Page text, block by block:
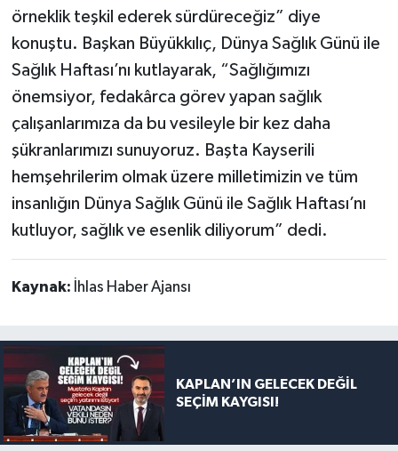
örneklik teşkil ederek sürdüreceğiz” diye
konuştu. Başkan Büyükkılıç, Dünya Sağlık Günü ile
Sağlık Haftası’nı kutlayarak, “Sağlığımızı
önemsiyor, fedakârca görev yapan sağlık
çalışanlarımıza da bu vesileyle bir kez daha
şükranlarımızı sunuyoruz. Başta Kayserili
hemşehrilerim olmak üzere milletimizin ve tüm
insanlığın Dünya Sağlık Günü ile Sağlık Haftası’nı
kutluyor, sağlık ve esenlik diliyorum” dedi.
Kaynak: İhlas Haber Ajansı
KAPLAN’IN GELECEK DEĞİL
SEÇİM KAYGISI!